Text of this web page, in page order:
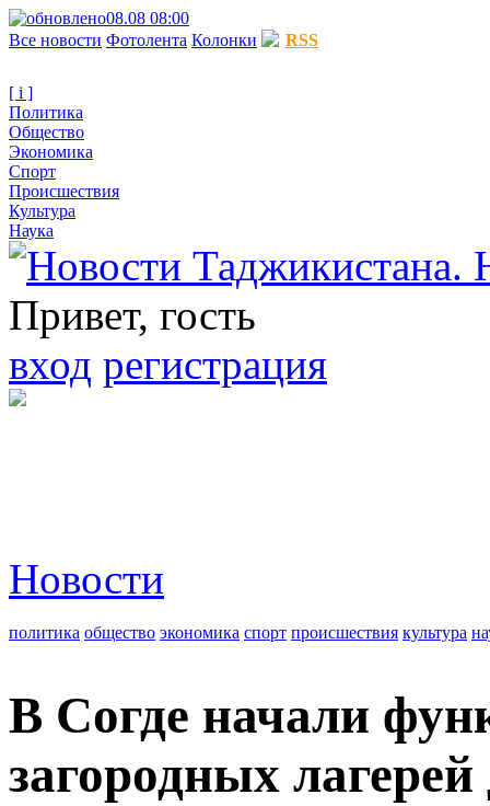
08.08 08:00
Все новости Фотолента Колонки RSS
[ i ]
Политика
Общество
Экономика
Спорт
Происшествия
Культура
Наука
Привет, гость
вход регистрация
Новости
политика общество экономика спорт происшествия культура
В Согде начали
загородных